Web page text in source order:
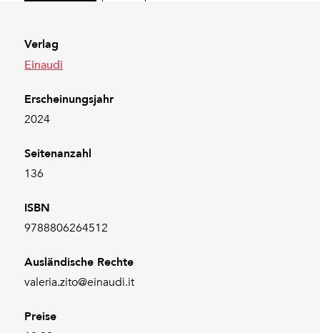
Verlag
Einaudi
Erscheinungsjahr
2024
Seitenanzahl
136
ISBN
9788806264512
Ausländische Rechte
valeria.zito@einaudi.it
Preise